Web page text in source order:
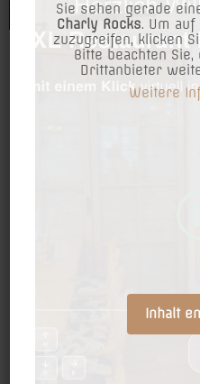
Jetzt
Sie sehen gerade
Charly Rocks. Um
zuzugreifen, klicken
Bitte beachten
Drittanbieter
Weitere
Inhalt